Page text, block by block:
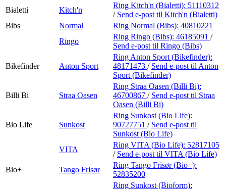
Bialetti
Kitch'n
Ring Kitch'n (Bialetti): 51110312
/ Send e-post til Kitch'n (Bialetti)
Bibs
Normal Ring Normal (Bibs): 40810221
Ringo
Ring Ringo (Bibs): 46185091 /
Send e-post til Ringo (Bibs)
Bikefinder Anton Sport
Ring Anton Sport (Bikefinder):
48171473 / Send e-post til Anton
Sport (Bikefinder)
Billi Bi Straa Oasen
Ring Straa Oasen (Billi Bi):
46700867 / Send e-post til Straa
Oasen (Billi Bi)
Bio Life Sunkost
Ring Sunkost (Bio Life):
90727751 / Send e-post til
Sunkost (Bio Life)
VITA
Ring VITA (Bio Life): 52817105
/ Send e-post til VITA (Bio Life)
Bio+
Tango Frisør
Ring Tango Frisør (Bio+):
52835200
Ring Sunkost (Bioform):